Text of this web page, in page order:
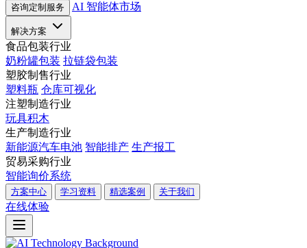
咨询定制服务 AI 智能体市场
解决方案
食品包装行业
奶粉罐包装 拉链袋包装
塑胶制售行业
塑料瓶 仓库可视化
注塑制造行业
玩具积木
生产制造行业
新能源汽车电池 智能排产 生产报工
贸易采购行业
智能询价系统
方案中心 学习资料 精选案例 关于我们
在线体验